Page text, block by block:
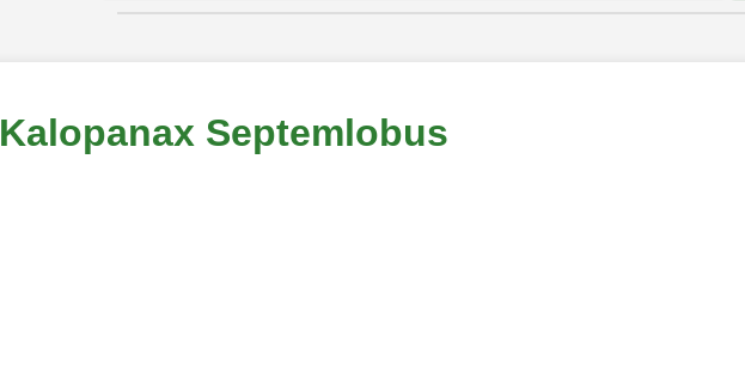
Kalopanax Septemlobus